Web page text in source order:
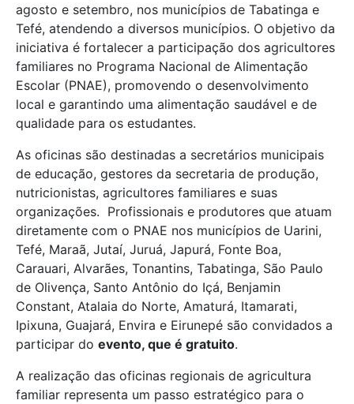
agosto e setembro, nos municípios de Tabatinga e
Tefé, atendendo a diversos municípios. O objetivo da
iniciativa é fortalecer a participação dos agricultores
familiares no Programa Nacional de Alimentação
Escolar (PNAE), promovendo o desenvolvimento
local e garantindo uma alimentação saudável e de
qualidade para os estudantes.
As oficinas são destinadas a secretários municipais
de educação, gestores da secretaria de produção,
nutricionistas, agricultores familiares e suas
organizações. Profissionais e produtores que atuam
diretamente com o PNAE nos municípios de Uarini,
Tefé, Maraã, Jutaí, Juruá, Japurá, Fonte Boa,
Carauari, Alvarães, Tonantins, Tabatinga, São Paulo
de Olivença, Santo Antônio do Içá, Benjamin
Constant, Atalaia do Norte, Amaturá, Itamarati,
Ipixuna, Guajará, Envira e Eirunepé são convidados a
participar do evento, que é gratuito.
A realização das oficinas regionais de agricultura
familiar representa um passo estratégico para o